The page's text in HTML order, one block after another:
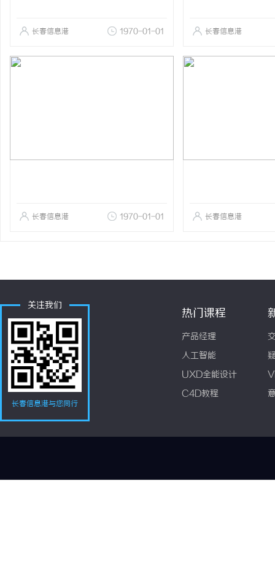
长春信息港 1970-01-01 长春信息港
长春信息港 1970-01-01 长春信息港
关注我们
长春信息港与您同行
热门课程
产品经理
人工智能
UXD全能设计
C4D教程